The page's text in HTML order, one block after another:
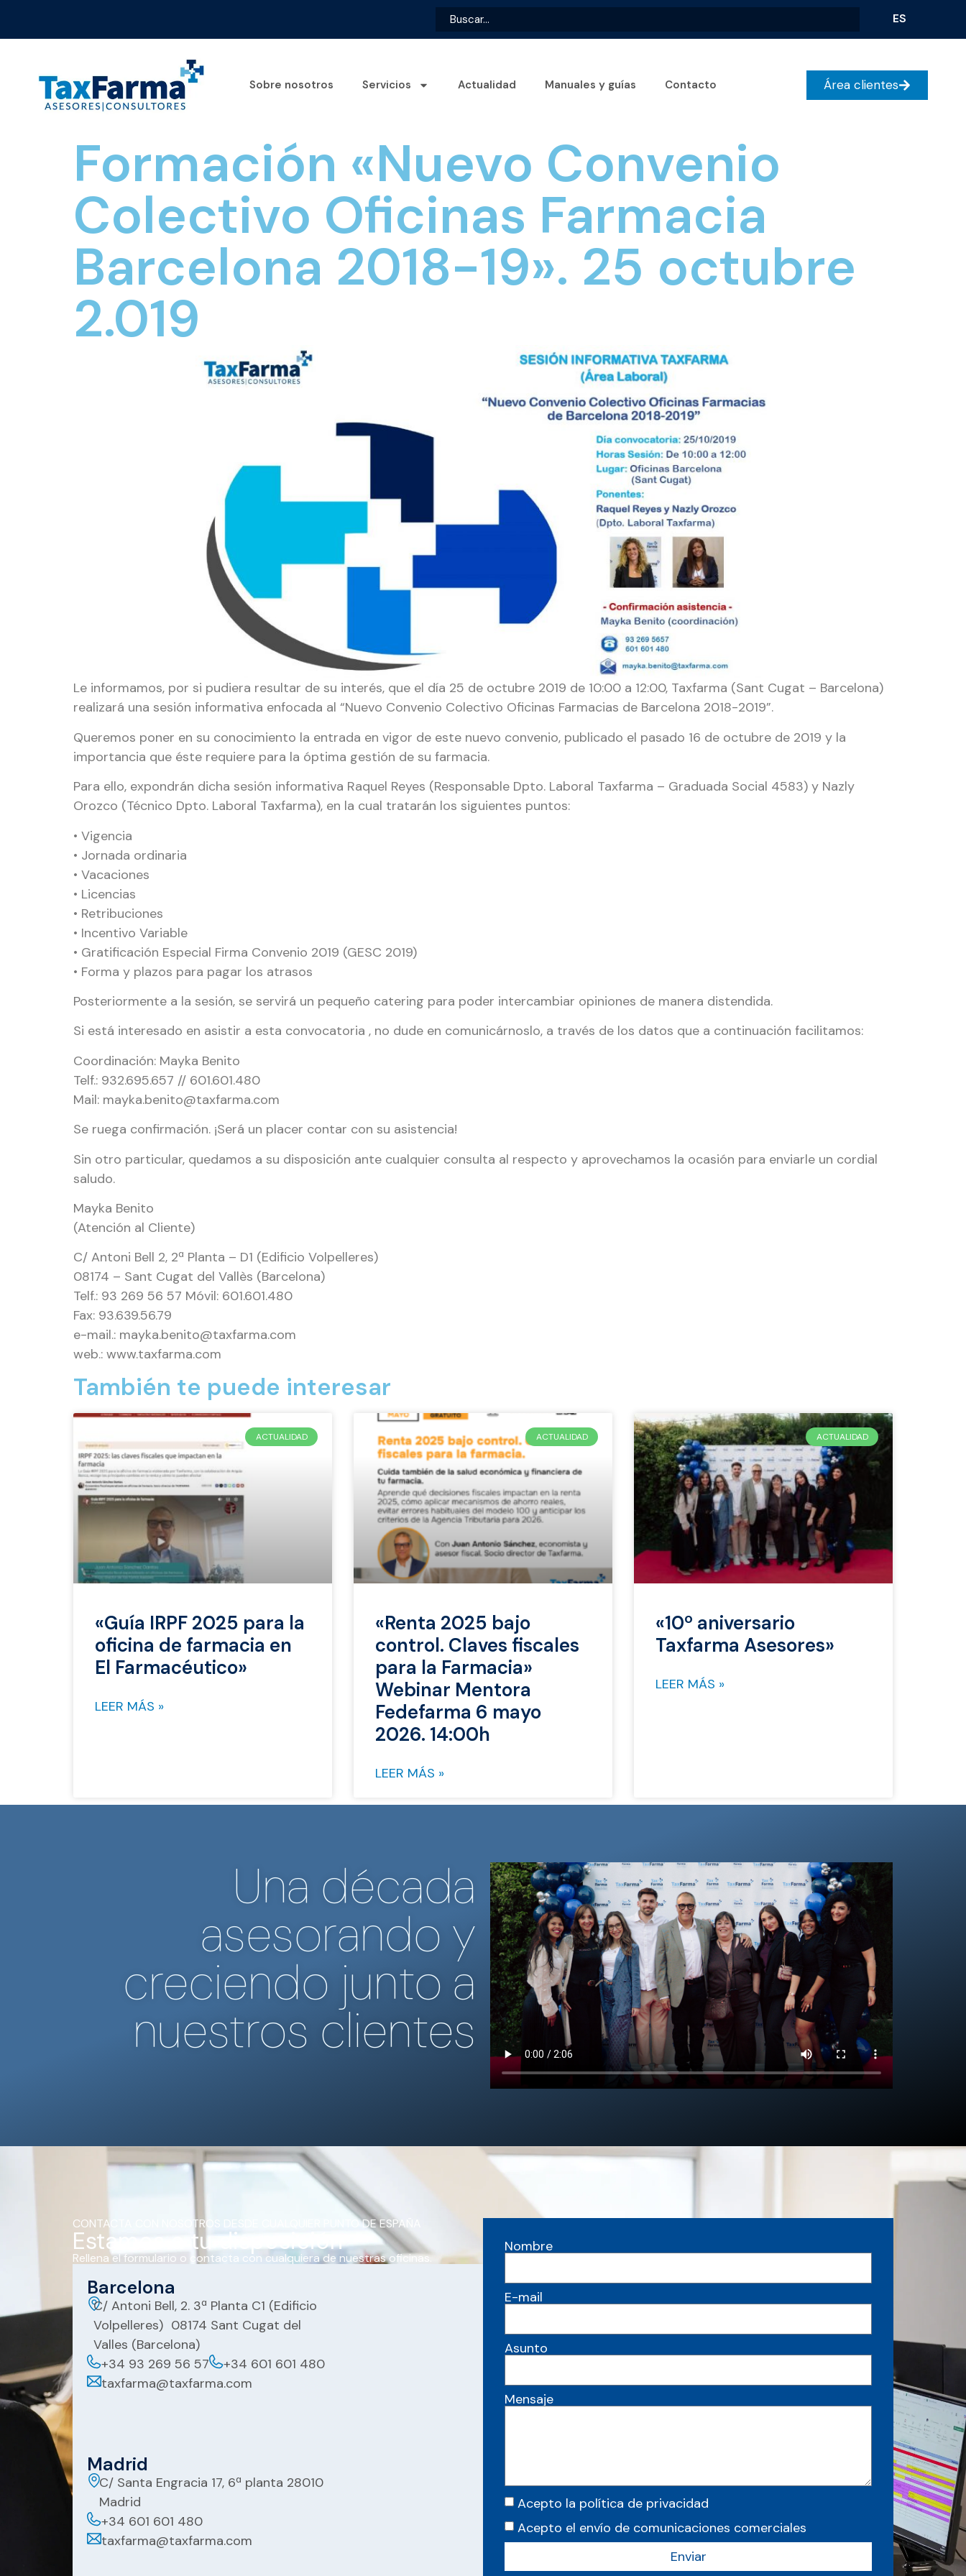
ES
Sobre nosotros Servicios Actualidad Manuales y guías Contacto Área clientes
Formación «Nuevo Convenio
Colectivo Oficinas Farmacia
Barcelona 2018-19». 25 octubre
2.019
Le informamos, por si pudiera resultar de su interés, que el día 25 de octubre 2019 de 10:00 a 12:00, Taxfarma (Sant Cugat – Barcelona)
realizará una sesión informativa enfocada al “Nuevo Convenio Colectivo Oficinas Farmacias de Barcelona 2018-2019”.
Queremos poner en su conocimiento la entrada en vigor de este nuevo convenio, publicado el pasado 16 de octubre de 2019 y la
importancia que éste requiere para la óptima gestión de su farmacia.
Para ello, expondrán dicha sesión informativa Raquel Reyes (Responsable Dpto. Laboral Taxfarma – Graduada Social 4583) y Nazly
Orozco (Técnico Dpto. Laboral Taxfarma), en la cual tratarán los siguientes puntos:
• Vigencia
• Jornada ordinaria
• Vacaciones
• Licencias
• Retribuciones
• Incentivo Variable
• Gratificación Especial Firma Convenio 2019 (GESC 2019)
• Forma y plazos para pagar los atrasos
Posteriormente a la sesión, se servirá un pequeño catering para poder intercambiar opiniones de manera distendida.
Si está interesado en asistir a esta convocatoria , no dude en comunicárnoslo, a través de los datos que a continuación facilitamos:
Coordinación: Mayka Benito
Telf.: 932.695.657 // 601.601.480
Mail: mayka.benito@taxfarma.com
Se ruega confirmación. ¡Será un placer contar con su asistencia!
Sin otro particular, quedamos a su disposición ante cualquier consulta al respecto y aprovechamos la ocasión para enviarle un cordial
saludo.
Mayka Benito
(Atención al Cliente)
C/ Antoni Bell 2, 2ª Planta – D1 (Edificio Volpelleres)
08174 – Sant Cugat del Vallès (Barcelona)
Telf.: 93 269 56 57 Móvil: 601.601.480
Fax: 93.639.56.79
e-mail.: mayka.benito@taxfarma.com
web.: www.taxfarma.com
También te puede interesar
ACTUALIDAD
«Guía IRPF 2025 para la
oficina de farmacia en
El Farmacéutico»
LEER MÁS »
ACTUALIDAD
«Renta 2025 bajo
control. Claves fiscales
para la Farmacia»
Webinar Mentora
Fedefarma 6 mayo
2026. 14:00h
LEER MÁS »
ACTUALIDAD
«10º aniversario
Taxfarma Asesores»
LEER MÁS »
Una década
asesorando y
creciendo junto a
nuestros clientes
CONTACTA CON NOSOTROS DESDE CUALQUIER PUNTO DE ESPAÑA
Estamos a tu disposición
Rellena el formulario o contacta con cualquiera de nuestras oficinas.
Barcelona
C/ Antoni Bell, 2. 3ª Planta C1 (Edificio
Volpelleres) 08174 Sant Cugat del
Valles (Barcelona)
+34 93 269 56 57
+34 601 601 480
taxfarma@taxfarma.com
Madrid
C/ Santa Engracia 17, 6ª planta 28010
Madrid
+34 601 601 480
taxfarma@taxfarma.com
Nombre
E-mail
Asunto
Mensaje
Acepto la política de privacidad
Acepto el envío de comunicaciones comerciales
Enviar